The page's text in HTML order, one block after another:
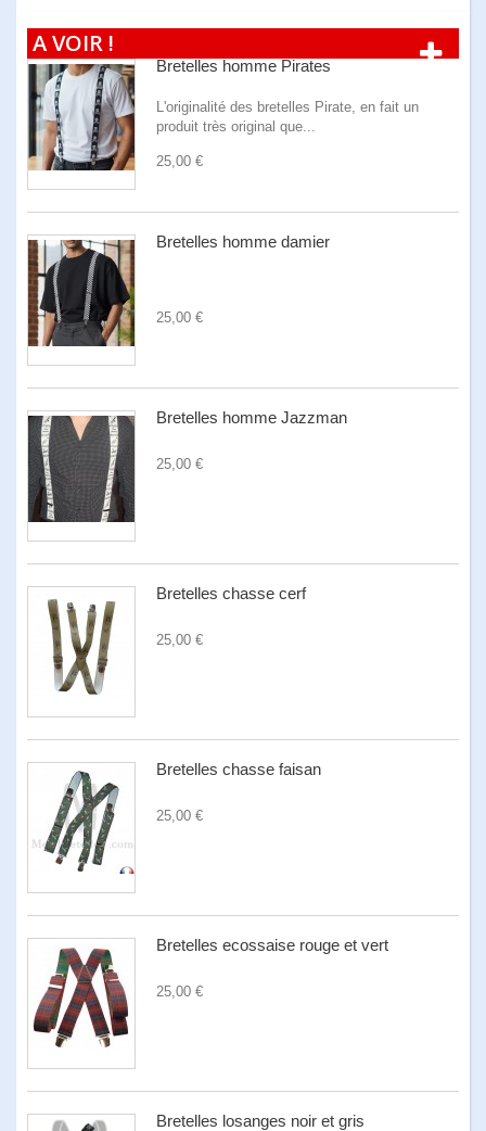
A VOIR !
Bretelles homme Pirates
L'originalité des bretelles Pirate, en fait un
produit très original que...
25,00 €
Bretelles homme damier
25,00 €
Bretelles homme Jazzman
25,00 €
Bretelles chasse cerf
25,00 €
Bretelles chasse faisan
25,00 €
Bretelles ecossaise rouge et vert
25,00 €
Bretelles losanges noir et gris